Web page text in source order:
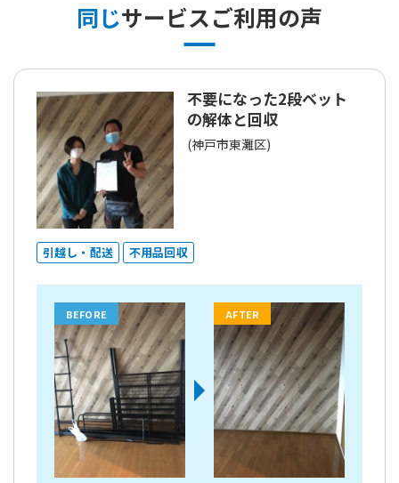
同じサービスご利用の声
不要になった2段ベット
の解体と回収
(神戸市東灘区)
引越し・配送 不用品回収
BEFORE AFTER